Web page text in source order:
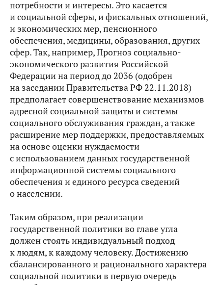
потребности и интересы. Это касается
и социальной сферы, и фискальных отношений,
и экономических мер, пенсионного
обеспечения, медицины, образования, других
сфер. Так, например, Прогноз социально-
экономического развития Российской
Федерации на период до 2036 (одобрен
на заседании Правительства РФ 22.11.2018)
предполагает совершенствование механизмов
адресной социальной защиты и системы
социального обслуживания граждан, а также
расширение мер поддержки, предоставляемых
на основе оценки нуждаемости
с использованием данных государственной
информационной системы социального
обеспечения и единого ресурса сведений
о населении.
Таким образом, при реализации
государственной политики во главе угла
должен стоять индивидуальный подход
к людям, к каждому человеку. Достижению
сбалансированного и рационального характера
социальной политики в первую очередь